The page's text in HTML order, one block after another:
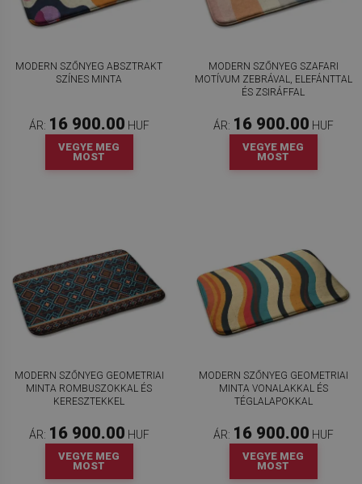
MODERN SZŐNYEG ABSZTRAKT
SZÍNES MINTA
ÁR: 16 900.00 HUF
VEGYE MEG
MOST
MODERN SZŐNYEG SZAFARI
MOTÍVUM ZEBRÁVAL, ELEFÁNTTAL
ÉS ZSIRÁFFAL
ÁR: 16 900.00 HUF
VEGYE MEG
MOST
MODERN SZŐNYEG GEOMETRIAI
MINTA ROMBUSZOKKAL ÉS
KERESZTEKKEL
ÁR: 16 900.00 HUF
VEGYE MEG
MOST
MODERN SZŐNYEG GEOMETRIAI
MINTA VONALAKKAL ÉS
TÉGLALAPOKKAL
ÁR: 16 900.00 HUF
VEGYE MEG
MOST